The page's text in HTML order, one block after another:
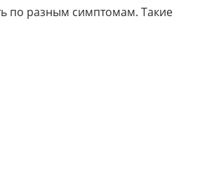
по разным симптомам. Такие